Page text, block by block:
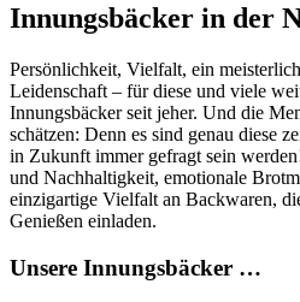
Innungsbäcker in der
Persönlichkeit, Vielfalt, ein
Leidenschaft – für diese und viele
Innungsbäcker seit jeher. Und die
schätzen: Denn es sind genau diese
in Zukunft immer gefragt sein
und Nachhaltigkeit, emotionale
einzigartige Vielfalt an Backwaren,
Genießen einladen.
Unsere Innungsbäcker …